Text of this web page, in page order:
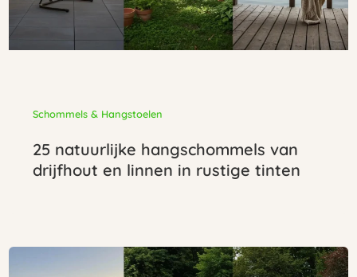
Schommels & Hangstoelen
25 natuurlijke hangschommels van
drijfhout en linnen in rustige tinten